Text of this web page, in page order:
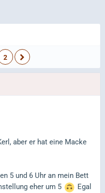
2
aber er hat eine Macke
5 und 6 Uhr an mein Bett
eher um 5
Egal